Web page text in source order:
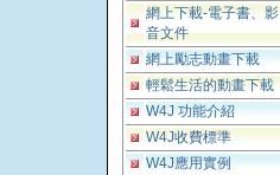
網上下載-電子書、影
音文件
網上勵志動畫下載
輕鬆生活的動畫下載
W4J 功能介紹
W4J收費標準
W4J應用實例